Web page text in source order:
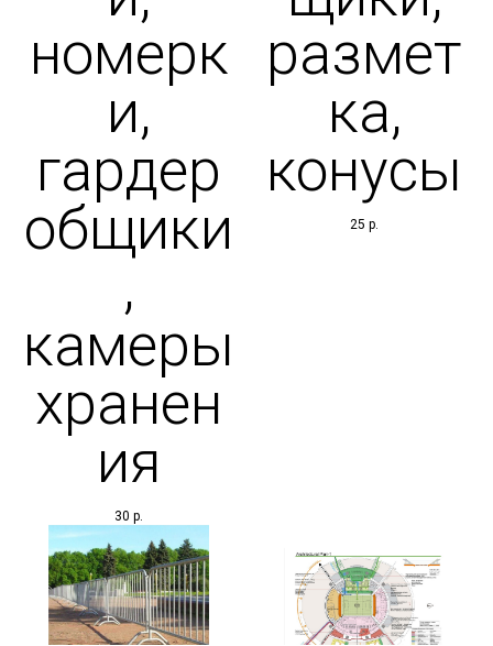
номерк
и,
гардер
общики
,
камеры
хранен
ия
30 р.
размет
ка,
конусы
25 р.